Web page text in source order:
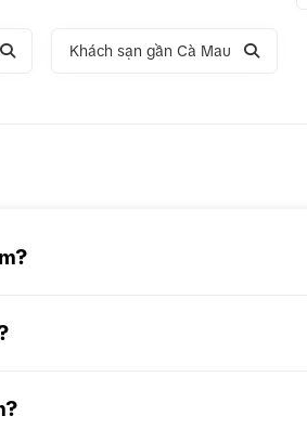
Khách sạn gần Cà Mau